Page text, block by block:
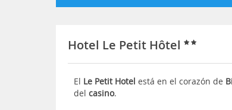
Hotel Le Petit Hôtel
El Le Petit Hotel está en el corazón de
delcasino.